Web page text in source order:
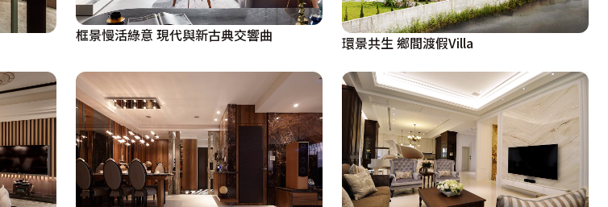
框景慢活綠意 現代與新古典交響曲 環景共生 鄉間渡假Villa